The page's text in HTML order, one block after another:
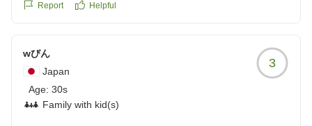
Report Helpful
wびん
Japan
Age: 30s
Family with kid(s)
3